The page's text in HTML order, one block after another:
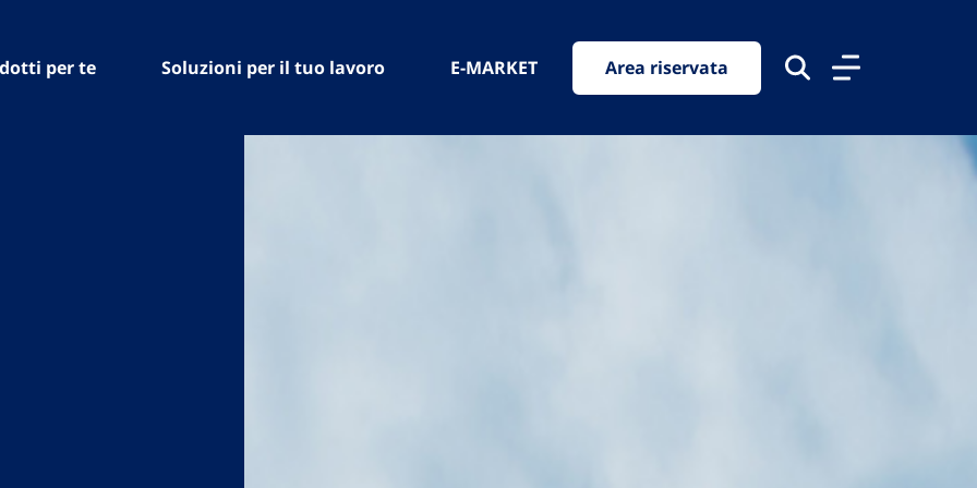
per te Soluzioni per il tuo lavoro E-MARKET Area riservata